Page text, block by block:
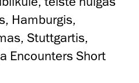
Hamburgis,
Stuttgartis,
Encounters Short